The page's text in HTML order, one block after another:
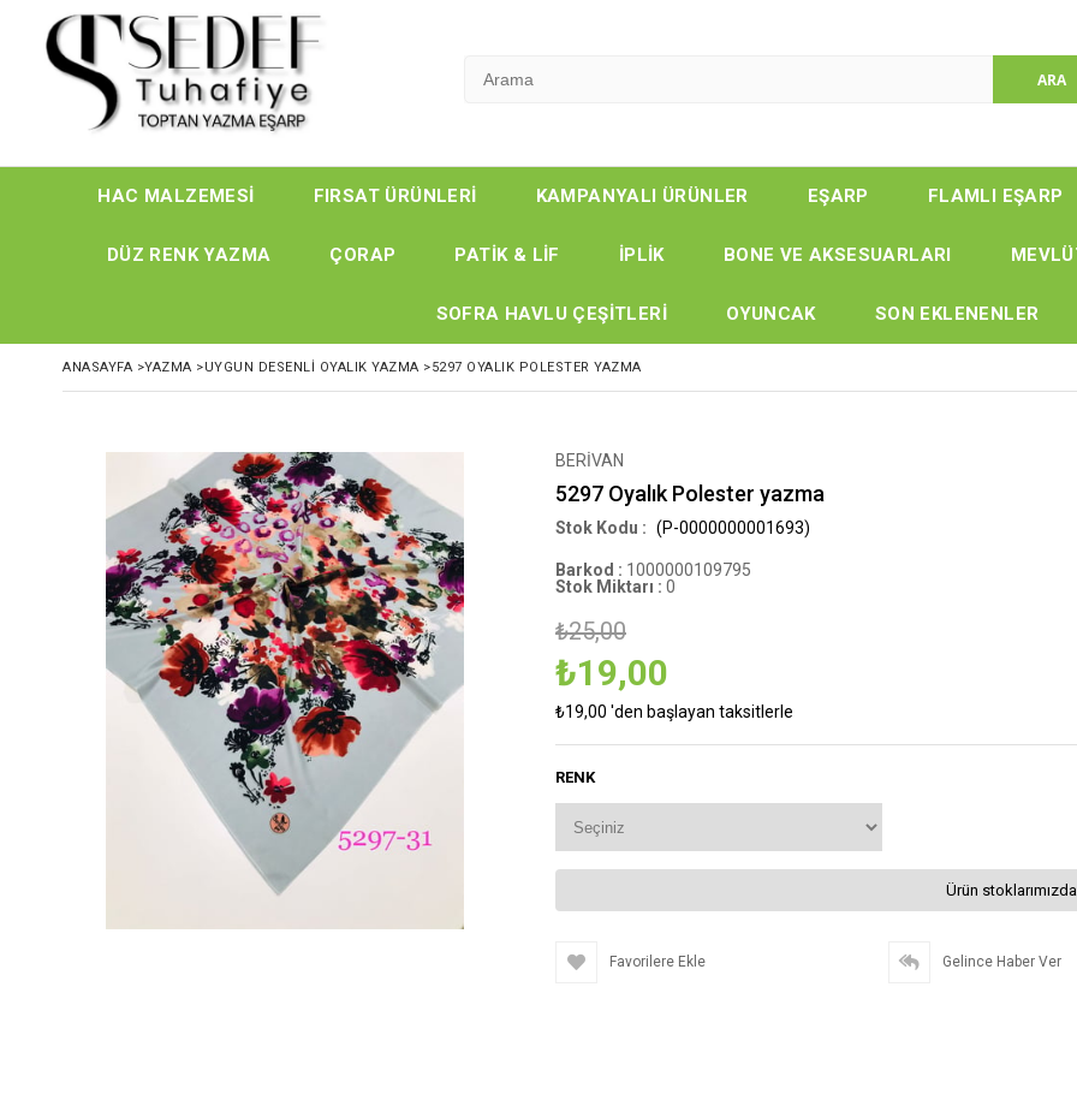
HAC MALZEMESİ FIRSAT ÜRÜNLERİ KAMPANYALI ÜRÜNLER EŞARP FLAMLI EŞARP
DÜZ RENK YAZMA ÇORAP PATİK & LİF İPLİK BONE VE AKSESUARLARI
SOFRA HAVLU ÇEŞİTLERİ OYUNCAK SON EKLENENLER
ANASAYFA >YAZMA >UYGUN DESENLİ OYALIK YAZMA >5297 OYALIK POLESTER YAZMA
BERİVAN
5297 Oyalık Polester yazma
(P-0000000001693)
Barkod : 1000000109795
Stok Miktarı : 0
₺25,00
₺19,00
₺19,00 'den başlayan taksitlerle
RENK
Ürün
Favorilere Ekle Gelince Haber Ver